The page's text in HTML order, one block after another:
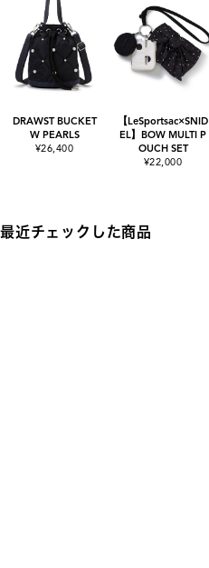
DRAWST BUCKET
W PEARLS
¥26,400
【LeSportsac×SNID
EL】BOW MULTI P
OUCH SET
¥22,000
最近チェックした商品